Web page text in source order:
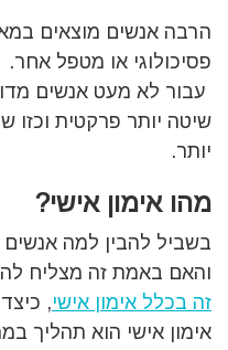
הרבה אנשים מוצאים
פסיכולוגי או מטפל אחר.
עבור לא מעט אנשים
שיטה יותר פרקטית
יותר.
מהו אימון אישי?
בשביל להבין למה
והאם באמת זה מצליח
זה בכלל אימון אישי,
אימון אישי הוא תהליך